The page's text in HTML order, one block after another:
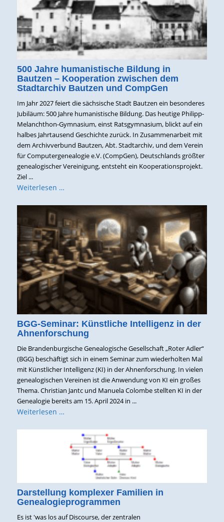
500 Jahre humanistische Bildung in
Bautzen – Kooperation zwischen dem
Stadtarchiv Bautzen und CompGen
Im Jahr 2027 feiert die sächsische Stadt Bautzen ein besonderes
Jubiläum: 500 Jahre humanistische Bildung. Das heutige Philipp-
Melanchthon-Gymnasium, einst Ratsgymnasium, blickt auf ein
halbes Jahrtausend Geschichte zurück. In Zusammenarbeit mit
dem Archivverbund Bautzen, Abt. Stadtarchiv, und dem Verein
für Computergenealogie e.V. (CompGen), Deutschlands größter
genealogischer Vereinigung, entsteht ein Kooperationsprojekt.
Ziel ...
Weiterlesen …
BGG-Seminar: Künstliche Intelligenz in der
Ahnenforschung
Die Brandenburgische Genealogische Gesellschaft „Roter Adler“
(BGG) beschäftigt sich in einem Seminar zum wiederholten Mal
mit Künstlicher Intelligenz (KI) in der Ahnenforschung. In vielen
genealogischen Vereinen ist die Anwendung von KI ein großes
Thema. Christian Jantc und Manuela Colombe stellten KI in der
Genealogie bereits am 15. April 2024 in ...
Weiterlesen …
Darstellung komplexer Familien in
Genealogieprogrammen
Es ist 'was los auf Discourse, der zentralen